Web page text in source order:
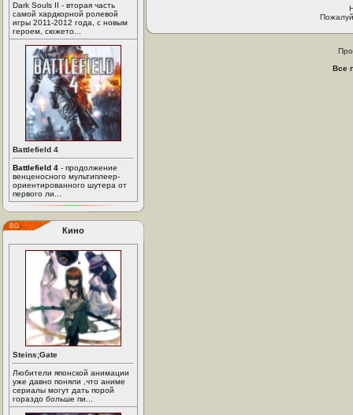
Dark Souls II - вторая часть
самой хардкорной ролевой
игры 2011-2012 года, с новым
героем, сюжето...
Battlefield 4
Battlefield 4 - продолжение
венценосного мультиплеер-
ориентированного шутера от
первого ли...
Кино
Steins;Gate
Любители японской анимации
уже давно поняли ,что аниме
сериалы могут дать порой
гораздо больше пи...
Все